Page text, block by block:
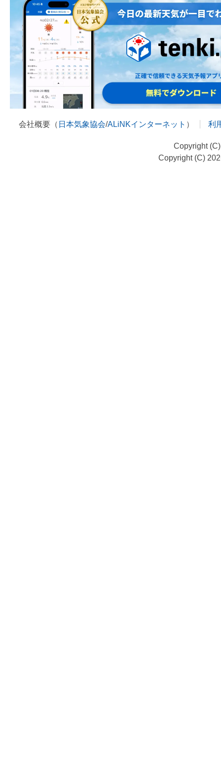
会社概要（ 日本気象協会/ALiNKインターネット ） 利
Copyright
Copyright (C)